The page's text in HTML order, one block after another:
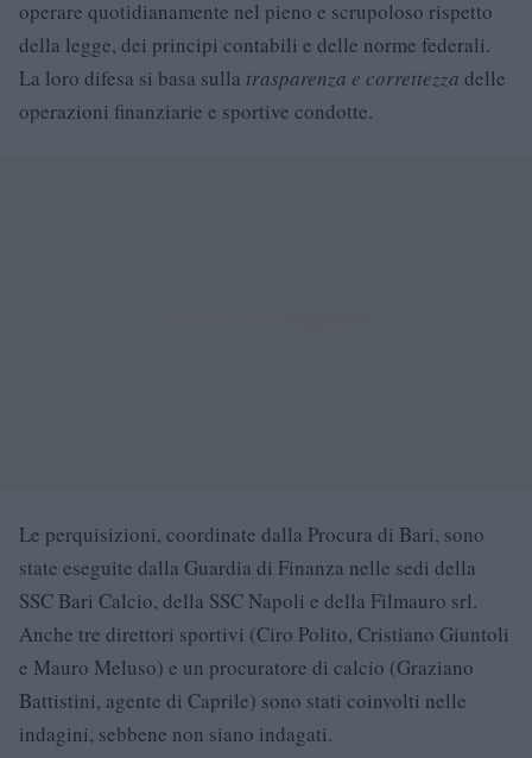
operare quotidianamente nel pieno e scrupoloso rispetto
della legge, dei principi contabili e delle norme federali.
La loro difesa si basa sulla trasparenza e correttezza delle
operazioni finanziarie e sportive condotte.
Le perquisizioni, coordinate dalla Procura di Bari, sono
state eseguite dalla Guardia di Finanza nelle sedi della
SSC Bari Calcio, della SSC Napoli e della Filmauro srl.
Anche tre direttori sportivi (Ciro Polito, Cristiano Giuntoli
e Mauro Meluso) e un procuratore di calcio (Graziano
Battistini, agente di Caprile) sono stati coinvolti nelle
indagini, sebbene non siano indagati.